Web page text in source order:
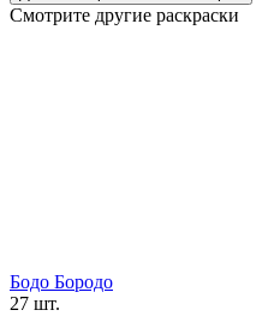
Смотрите другие раскраски
Бодо Бородо
27 шт.